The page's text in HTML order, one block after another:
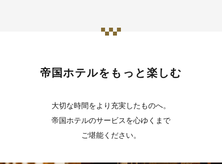
帝国ホテルをもっと楽しむ
大切な時間をより充実したものへ。
帝国ホテルのサービスを心ゆくまで
ご堪能ください。